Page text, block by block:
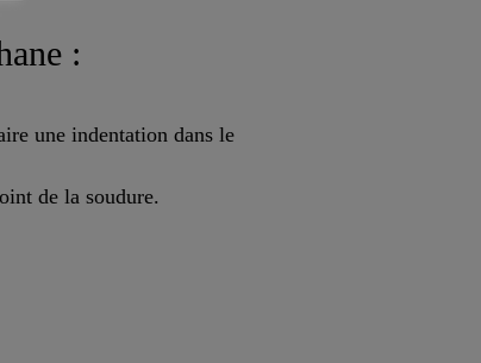
:
une indentation dans le
de la soudure.